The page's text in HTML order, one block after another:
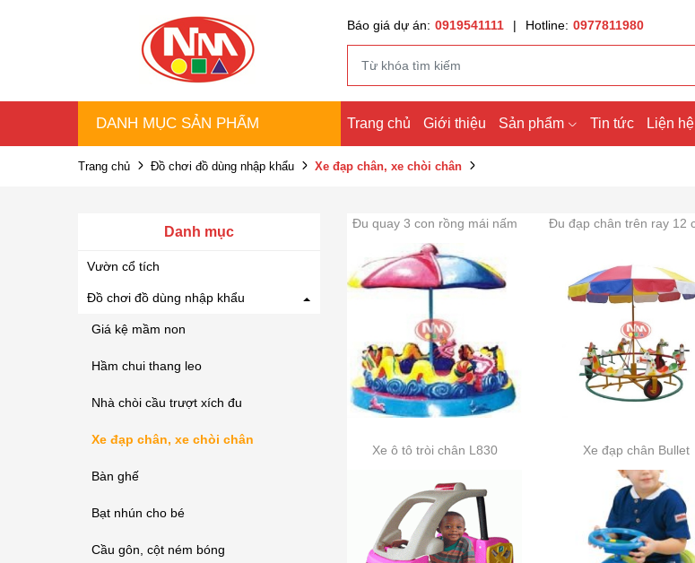
Báo giá dự án: 0919541111 | Hotline: 0977811980
DANH MỤC SẢN PHẨM Trang chủ Giới thiệu Sản phẩm Tin tức Liện hệ
Trang chủ Đồ chơi đồ dùng nhập khẩu Xe đạp chân, xe chòi chân
Danh mục
Vườn cổ tích
Đồ chơi đồ dùng nhập khẩu
Giá kệ mầm non
Hầm chui thang leo
Nhà chòi cầu trượt xích đu
Xe đạp chân, xe chòi chân
Bàn ghế
Bạt nhún cho bé
Cầu gôn, cột ném bóng
Đu quay 3 con rồng mái nấm
Xe ô tô tròi chân L830 Xe đạp chân Bullet